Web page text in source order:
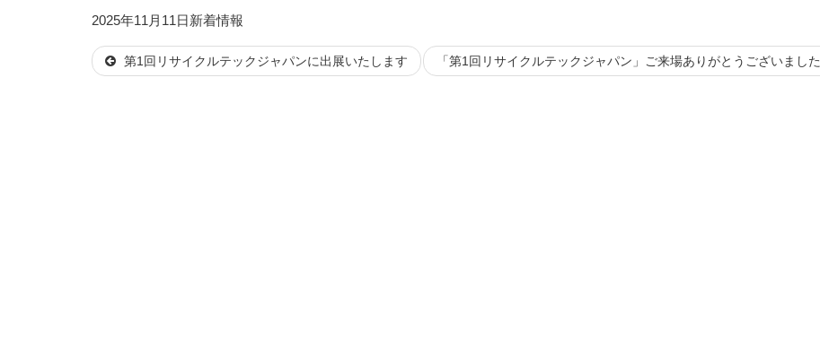
投
日:
2025年11月11日カ
ゴ
新着情報
第1回リサイクルテックジャパンに出展いたします 「第1回リサイクルテックジャパン」ご来場ありがとうございました